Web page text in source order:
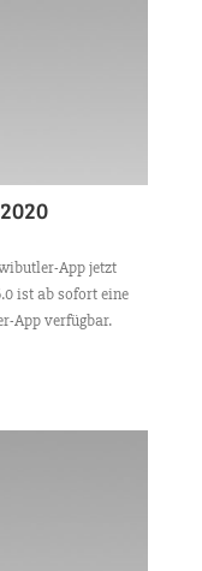
App jetzt
ist ab sofort eine
App verfügbar.